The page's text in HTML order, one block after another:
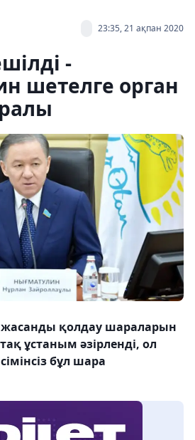
23:35, 21 ақпан 2020
-
шетелге орган
жасанды қолдау шараларын
ұстаным әзірленді, ол
бұл шара